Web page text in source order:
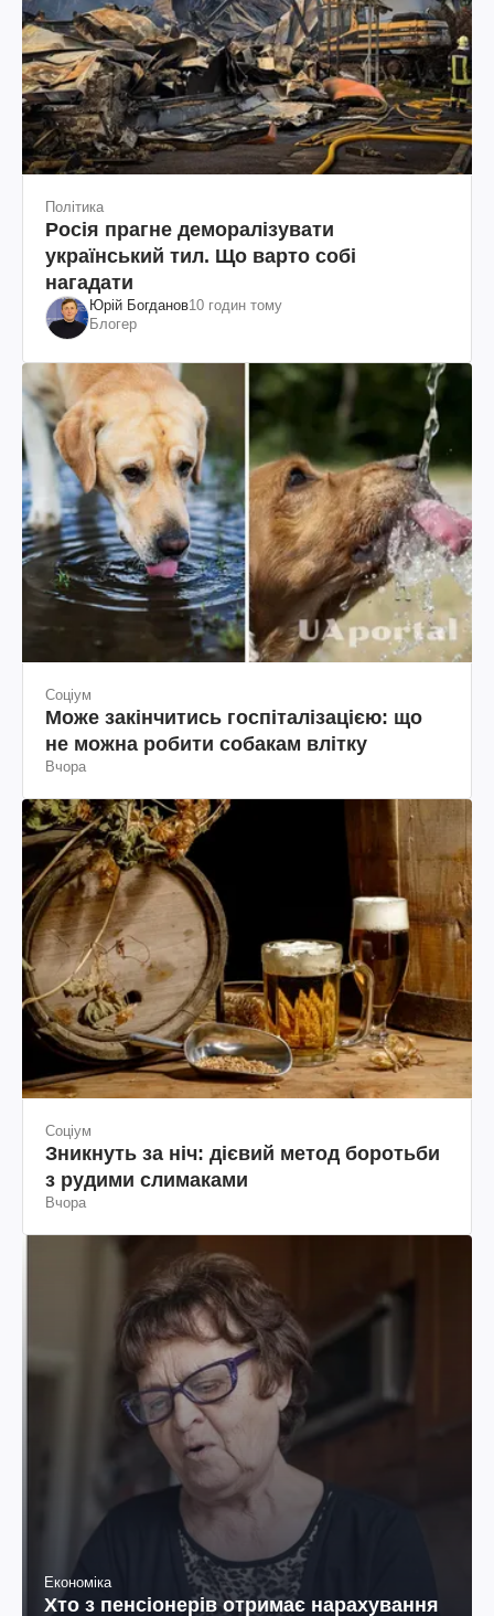
Політика
Росія прагне деморалізувати
український тил. Що варто собі
нагадати
Юрій Богданов10 годин тому
Блогер
Соціум
Може закінчитись госпіталізацією: що
не можна робити собакам влітку
Вчора
Соціум
Зникнуть за ніч: дієвий метод боротьби
з рудими слимаками
Вчора
Економіка
Хто з пенсіонерів отримає нарахування